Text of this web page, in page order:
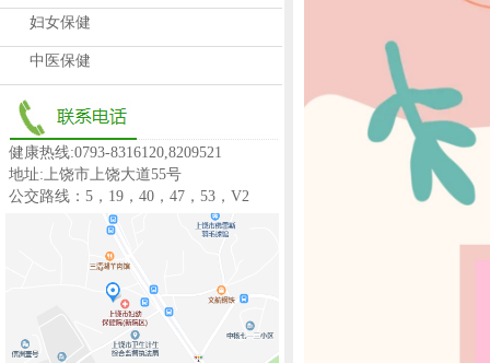
妇女保健
中医保健
健康热线:0793-8316120,8209521
地址:上饶市上饶大道55号
公交路线：5，19，40，47，53，V2